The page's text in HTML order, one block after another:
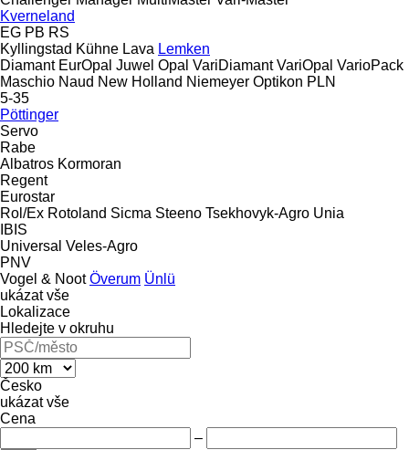
Kverneland
EG PB RS
Kyllingstad Kühne Lava Lemken
Diamant EurOpal Juwel Opal VariDiamant VariOpal VarioPack
Maschio Naud New Holland Niemeyer Optikon PLN
5-35
Pöttinger
Servo
Rabe
Albatros Kormoran
Regent
Eurostar
Rol/Ex Rotoland Sicma Steeno Tsekhovyk-Agro Unia
IBIS
Universal Veles-Agro
PNV
Vogel & Noot Överum Ünlü
ukázat vše
Lokalizace
Hledejte v okruhu
Česko
ukázat vše
Cena
–